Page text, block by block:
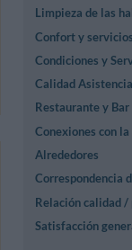
Limpieza de las
Confort y
Condiciones y
Calidad
Restaurante y Bar
Conexiones con
Alrededores
Correspondencia
Relación calidad /
Satisfacción